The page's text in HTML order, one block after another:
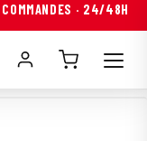
· 24/48H